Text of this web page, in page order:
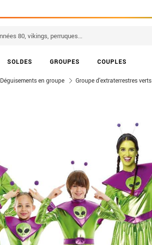
SOLDES GROUPES COUPLES
Déguisements en groupe Groupe d'extraterrestres verts